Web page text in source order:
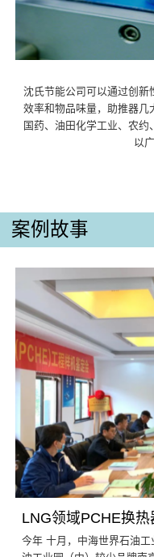
沈氏节能公司可以通过创新
效率和物品味量，助推器几
国药、油田化学工业、农
以
案例故事
LNG领域PCHE换热
今年 十月，中海世界石油